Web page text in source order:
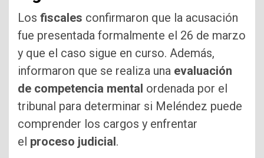
Los fiscales confirmaron que la acusación
fue presentada formalmente el 26 de marzo
y que el caso sigue en curso. Además,
informaron que se realiza una evaluación
de competencia mental ordenada por el
tribunal para determinar si Meléndez puede
comprender los cargos y enfrentar
el proceso judicial.